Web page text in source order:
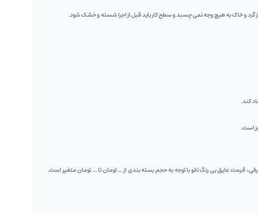
از گرد و خاک به ‌هیچ ‌وجه نمی ‌چسبد و سطح کار باید قبل از اجرا شسته و خشک شود.
کند.
عایق بی رنگ نانو با توجه به حجم بسته‌ بندی از ... تومان تا ... تومان متغیر است.